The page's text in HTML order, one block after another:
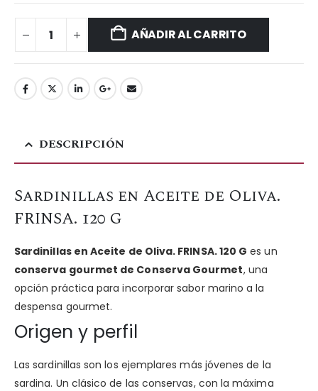
AÑADIR AL CARRITO
DESCRIPCIÓN
Sardinillas en Aceite de Oliva.
FRINSA. 120 G
Sardinillas en Aceite de Oliva. FRINSA. 120 G es un
conserva gourmet de Conserva Gourmet, una
opción práctica para incorporar sabor marino a la
despensa gourmet.
Origen y perfil
Las sardinillas son los ejemplares más jóvenes de la
sardina. Un clásico de las conservas, con la máxima